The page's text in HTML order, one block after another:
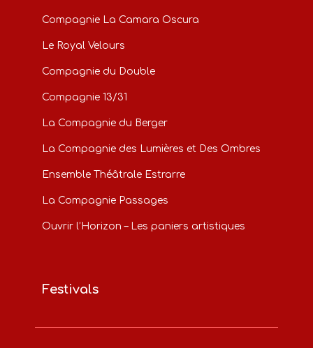
Compagnie La Camara Oscura
Le Royal Velours
Compagnie du Double
Compagnie 13/31
La Compagnie du Berger
La Compagnie des Lumières et Des Ombres
Ensemble Théâtrale Estrarre
La Compagnie Passages
Ouvrir l’Horizon – Les paniers artistiques
Festivals